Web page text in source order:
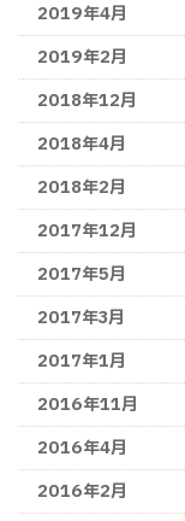
2019年4月
2019年2月
2018年12月
2018年4月
2018年2月
2017年12月
2017年5月
2017年3月
2017年1月
2016年11月
2016年4月
2016年2月